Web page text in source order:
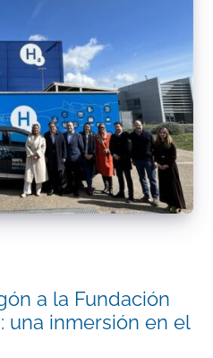
a la Fundación
una inmersión en el